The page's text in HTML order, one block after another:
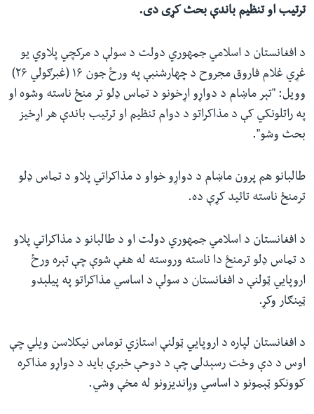
ترتیب او تنظیم باندې بحث کړی دی.
د افغانستان د اسلامي جمهوري دولت د سولې د مرکچي پلاوي یو
غړي غلام فاروق مجروح د چهارشنبې په ورځ جون ۱۶ (غبرګولي ۲۶)
وویل: "تېر ماښام د دواړو اړخونو د تماس ډلو تر منځ ناسته وشوه او
په راتلونکي کې د مذاکراتو د دوام تنظیم او ترتیب باندې هر اړخیز
بحث وشو".
طالبانو هم پرون ماښام د دواړو خواو د مذاکراتي پلاو د تماس ډلو
ترمنځ ناسته تائید کړې ده.
د افغانستان د اسلامي جمهوري دولت او د طالبانو د مذاکراتي پلاو
د تماس ډلو ترمنځ دا ناسته وروسته له هغې شوې چې تېره ورځ
اروپايي ټولنې د افغانستان د سولې د اساسي مذاکراتو په پیلېدو
ټینګار وکړ.
د افغانستان لپاره د اروپايي ټولنې استازي توماس نیکلاسن ویلي چې
اوس د دې وخت رسېدلی چې د دوحې خبرې باید د دواړو مذاکره
کوونکو ټېمونو د اساسي وړاندیزونو له مخې وشي.